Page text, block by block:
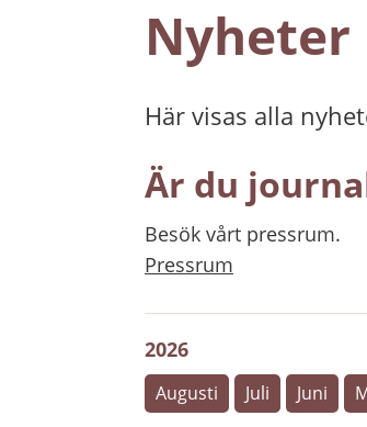
Nyheter
Här visas alla
Är du
Besök vårt pressrum.
Pressrum
2026
Augusti Juli Juni